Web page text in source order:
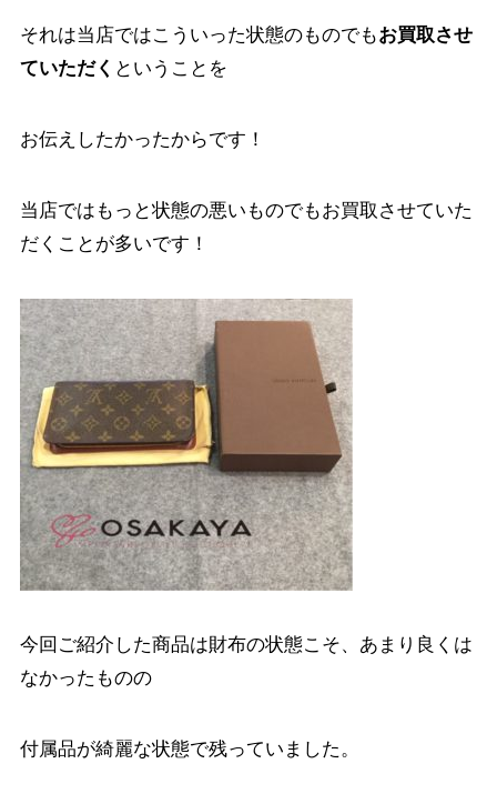
それは当店ではこういった状態のものでもお買取させ
ていただく ということを
お伝えしたかったからです！
当店ではもっと状態の悪いものでもお買取させていた
だくことが多いです！
今回ご紹介した商品は財布の状態こそ、あまり良くは
なかったものの
付属品が綺麗な状態で残っていました。